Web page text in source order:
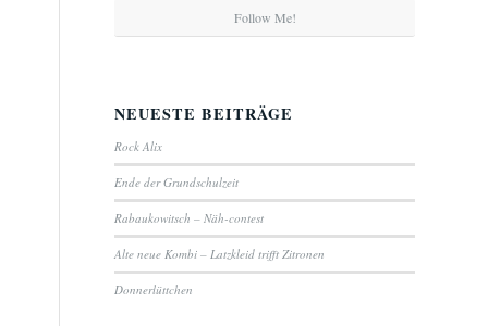
Follow Me!
NEUESTE BEITRÄGE
Rock Alix
Ende der Grundschulzeit
Rabaukowitsch – Näh-contest
Alte neue Kombi – Latzkleid trifft Zitronen
Donnerlüttchen